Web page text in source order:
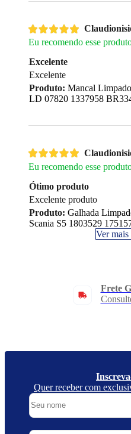
Eu recomendo esse
Excelente
Excelente
Produto: Mancal
LD 07820 1337958
Eu recomendo esse
Ótimo produto
Excelente produto
Produto: Galhada
Scania S5 1803529
Ver mais
Frete
Quer receber com